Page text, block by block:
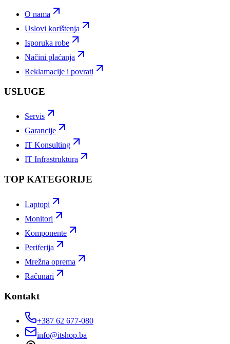
O nama
Uslovi korištenja
Isporuka robe
Načini plaćanja
Reklamacije i povrati
USLUGE
Servis
Garancije
IT Konsulting
IT Infrastruktura
TOP KATEGORIJE
Laptopi
Monitori
Komponente
Periferija
Mrežna oprema
Računari
Kontakt
+387 62 677-080
info@itshop.ba